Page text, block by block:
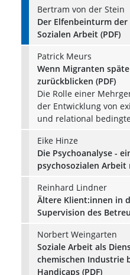
Bertram von der Stein
Der Elfenbeinturm
Sozialen Arbeit (PDF)
Patrick Meurs
Wenn Migranten
zurückblicken (PDF)
Die Rolle einer
der Entwicklung von
und relational
Eike Hinze
Die Psychoanalyse -
psychosozialen Arbeit
Reinhard Lindner
Ältere Klient:innen in
Supervision des
Norbert Weingarten
Soziale Arbeit als
chemischen Industrie
Handicaps (PDF)